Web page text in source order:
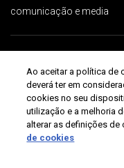
comunicação e media
Universidade de Aveiro 2026
Ao aceitar a política de
deverá ter em
cookies no seu
utilização e a melhoria
alterar as definições de
de cookies